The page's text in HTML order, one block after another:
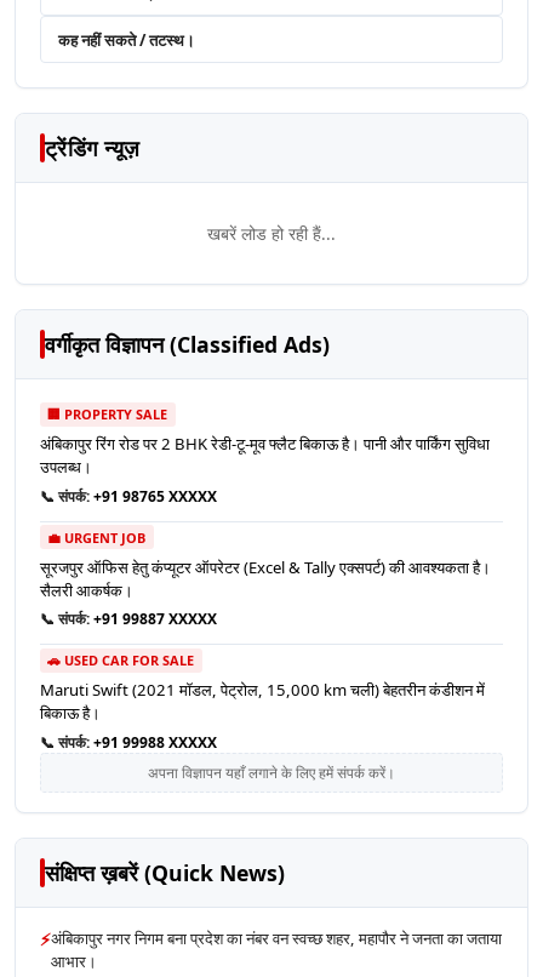
कह नहीं सकते / तटस्थ।
ट्रेंडिंग न्यूज़
खबरें लोड हो रही हैं...
वर्गीकृत विज्ञापन (Classified Ads)
🏢 PROPERTY SALE
अंबिकापुर रिंग रोड पर 2 BHK रेडी-टू-मूव फ्लैट बिकाऊ है। पानी और पार्किंग सुविधा
उपलब्ध।
📞 संपर्क:+91 98765 XXXXX
💼 URGENT JOB
सूरजपुर ऑफिस हेतु कंप्यूटर ऑपरेटर (Excel & Tally एक्सपर्ट) की आवश्यकता है।
सैलरी आकर्षक।
📞 संपर्क:+91 99887 XXXXX
🚗 USED CAR FOR SALE
Maruti Swift (2021 मॉडल, पेट्रोल, 15,000 km चली) बेहतरीन कंडीशन में
बिकाऊ है।
📞 संपर्क:+91 99988 XXXXX
अपना विज्ञापन यहाँ लगाने के लिए हमें संपर्क करें।
संक्षिप्त ख़बरें (Quick News)
⚡अंबिकापुर नगर निगम बना प्रदेश का नंबर वन स्वच्छ शहर, महापौर ने जनता का जताया
आभार।